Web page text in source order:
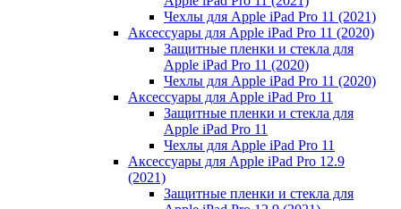
Чехлы для Apple iPad Pro 11 (2021)
Аксессуары для Apple iPad Pro 11 (2020)
Защитные пленки и стекла для
Apple iPad Pro 11 (2020)
Чехлы для Apple iPad Pro 11 (2020)
Аксессуары для Apple iPad Pro 11
Защитные пленки и стекла для
Apple iPad Pro 11
Чехлы для Apple iPad Pro 11
Аксессуары для Apple iPad Pro 12.9
(2021)
Защитные пленки и стекла для